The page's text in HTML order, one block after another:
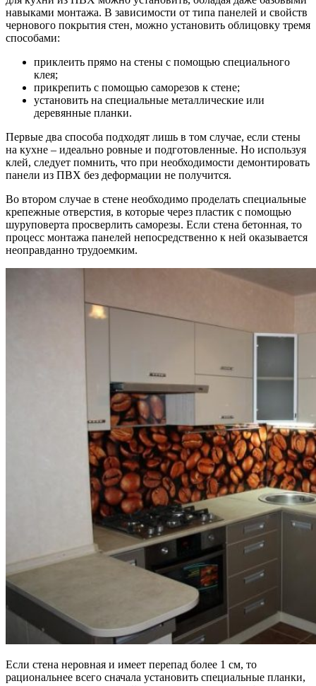
навыками монтажа. В зависимости от типа панелей и свойств
чернового покрытия стен, можно установить облицовку тремя
способами:
приклеить прямо на стены с помощью специального
клея;
прикрепить с помощью саморезов к стене;
установить на специальные металлические или
деревянные планки.
Первые два способа подходят лишь в том случае, если стены
на кухне – идеально ровные и подготовленные. Но используя
клей, следует помнить, что при необходимости демонтировать
панели из ПВХ без деформации не получится.
Во втором случае в стене необходимо проделать специальные
крепежные отверстия, в которые через пластик с помощью
шуруповерта просверлить саморезы. Если стена бетонная, то
процесс монтажа панелей непосредственно к ней оказывается
неоправданно трудоемким.
Если стена неровная и имеет перепад более 1 см, то
рациональнее всего сначала установить специальные планки,